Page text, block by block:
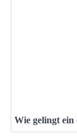
Wie gelingt